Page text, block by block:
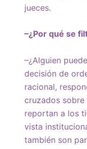
jueces.
–¿Por qué se
–¿Alguien
decisión de
racional,
cruzados sobre
reportan a los
vista
también son